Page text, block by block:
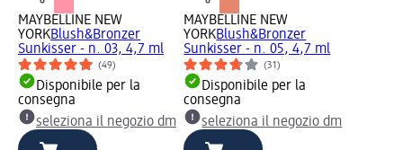
MAYBELLINE NEW
YORKBlush&Bronzer
Sunkisser - n. 03, 4,7 ml
(49)
Disponibile per la
consegna
seleziona il negozio dm
MAYBELLINE NEW
YORKBlush&Bronzer
Sunkisser - n. 05, 4,7 ml
(31)
Disponibile per la
consegna
seleziona il negozio dm